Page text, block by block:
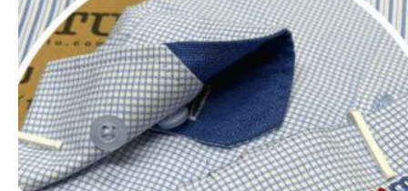
ƯU ĐÃI THÁNG NÀY